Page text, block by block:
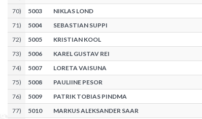
70) 5003 NIKLAS LOND
71) 5004 SEBASTIAN SUPPI
72) 5005 KRISTIAN KOOL
73) 5006 KAREL GUSTAV REI
74) 5007 LORETA VAISUNA
75) 5008 PAULIINE PESOR
76) 5009 PATRIK TOBIAS PINDMA
77) 5010 MARKUS ALEKSANDER SAAR